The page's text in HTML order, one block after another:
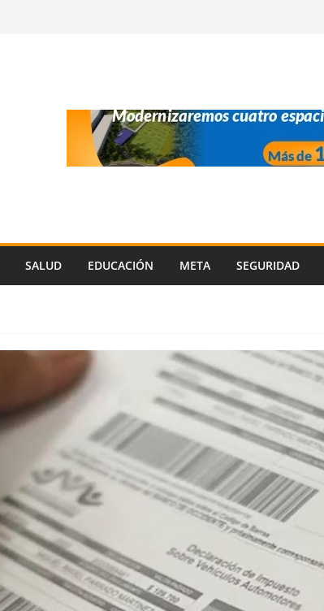
SALUD EDUCACIÓN META SEGURIDAD